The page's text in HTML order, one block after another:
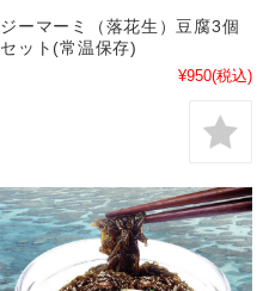
ジーマーミ（落花生）豆腐3個
セット(常温保存)
¥950(税込)